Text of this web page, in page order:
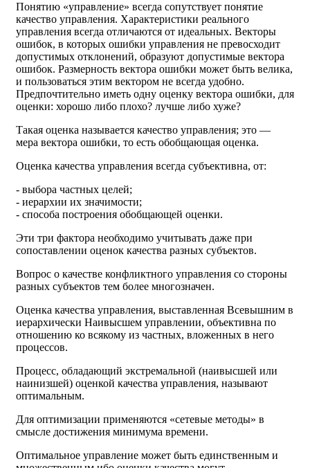
Понятию «управление» всегда сопутствует понятие
качество управления. Характеристики реального
управления всегда отличаются от идеальных. Векторы
ошибок, в которых ошибки управления не превосходит
допустимых отклонений, образуют допустимые вектора
ошибок. Размерность вектора ошибки может быть велика,
и пользоваться этим вектором не всегда удобно.
Предпочтительно иметь одну оценку вектора ошибки, для
оценки: хорошо либо плохо? лучше либо хуже?
Такая оценка называется качество управления; это —
мера вектора ошибки, то есть обобщающая оценка.
Оценка качества управления всегда субъективна, от:
- выбора частных целей;
- иерархии их значимости;
- способа построения обобщающей оценки.
Эти три фактора необходимо учитывать даже при
сопоставлении оценок качества разных субъектов.
Вопрос о качестве конфликтного управления со стороны
разных субъектов тем более многозначен.
Оценка качества управления, выставленная Всевышним в
иерархически Наивысшем управлении, объективна по
отношению ко всякому из частных, вложенных в него
процессов.
Процесс, обладающий экстремальной (наивысшей или
наинизшей) оценкой качества управления, называют
оптимальным.
Для оптимизации применяются «сетевые методы» в
смысле достижения минимума времени.
Оптимальное управление может быть единственным и